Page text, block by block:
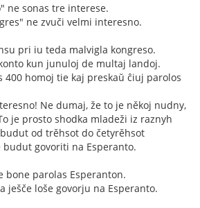
ne sonas tre interese.
ne zvuči velmi interesno.
pri iu teda malvigla kongreso.
kun junuloj de multaj landoj.
400 homoj tie kaj preskaŭ ĉiuj parolos
Ne dumaj, že to je někoj nudny,
je prosto shodka mladeži iz raznyh
od trěhsot do četyrěhsot
budut govoriti na Esperanto.
bone parolas Esperanton.
ješče loše govorju na Esperanto.